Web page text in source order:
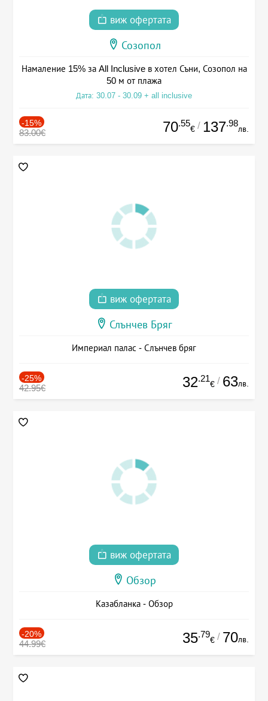
виж офертата
Созопол
Намаление 15% за All Inclusive в хотел Съни, Созопол на
50 м от плажа
Дата: 30.07 - 30.09 + all inclusive
-15%
83.00€ 70.55
€ / 137.98
лв.
виж офертата
Слънчев Бряг
Империал палас - Слънчев бряг
-25%
42.95€ 32.21
€ / 63лв.
виж офертата
Обзор
Казабланка - Обзор
-20%
44.99€ 35.79
€ / 70лв.